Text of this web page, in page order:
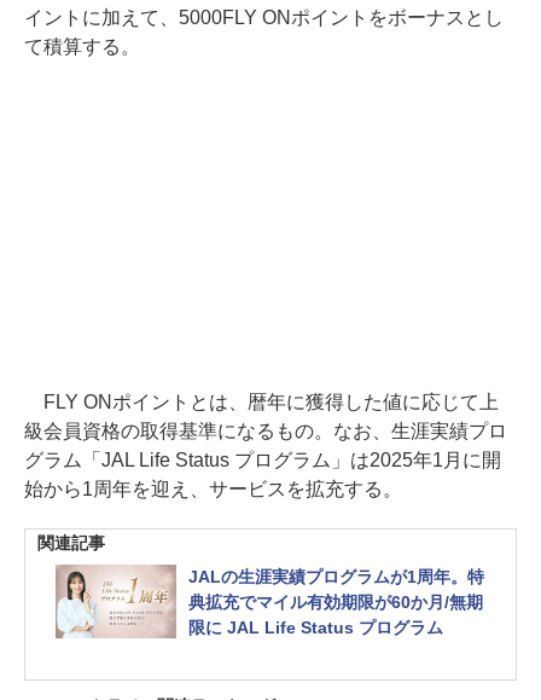
イントに加えて、5000FLY ONポイントをボーナスとし
て積算する。
FLY ONポイントとは、暦年に獲得した値に応じて上
級会員資格の取得基準になるもの。なお、生涯実績プロ
グラム「JAL Life Status プログラム」は2025年1月に開
始から1周年を迎え、サービスを拡充する。
関連記事
JALの生涯実績プログラムが1周年。特
典拡充でマイル有効期限が60か月/無期
限に JAL Life Status プログラム